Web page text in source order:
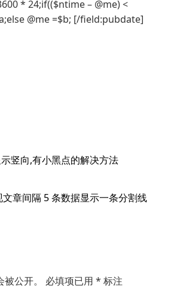
* 24;if(($ntime – @me) <
@me =$b; [/field:pubdate]
竖向,有小黑点的解决方法
章间隔 5 条数据显示一条分割线
公开。 必填项已用 * 标注